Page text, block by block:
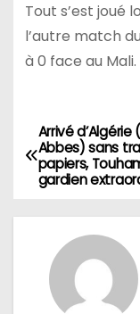
Tout s’est joué
l’autre match
à 0 face au Mali.
N
a
v
Arrivé d’Algérie
Abbes) sans
papiers,
gardien